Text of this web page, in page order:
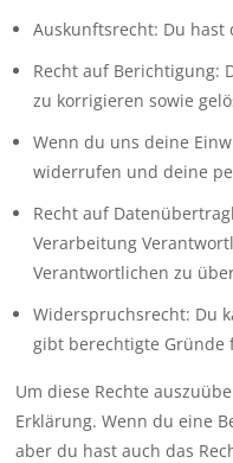
Auskunftsrecht: Du hast
Recht auf Berichtigung:
zu korrigieren sowie
Wenn du uns deine
widerrufen und deine
Recht auf
Verarbeitung
Verantwortlichen zu
Widerspruchsrecht: Du
gibt berechtigte Gründe
Um diese Rechte
Erklärung. Wenn du eine
aber du hast auch das